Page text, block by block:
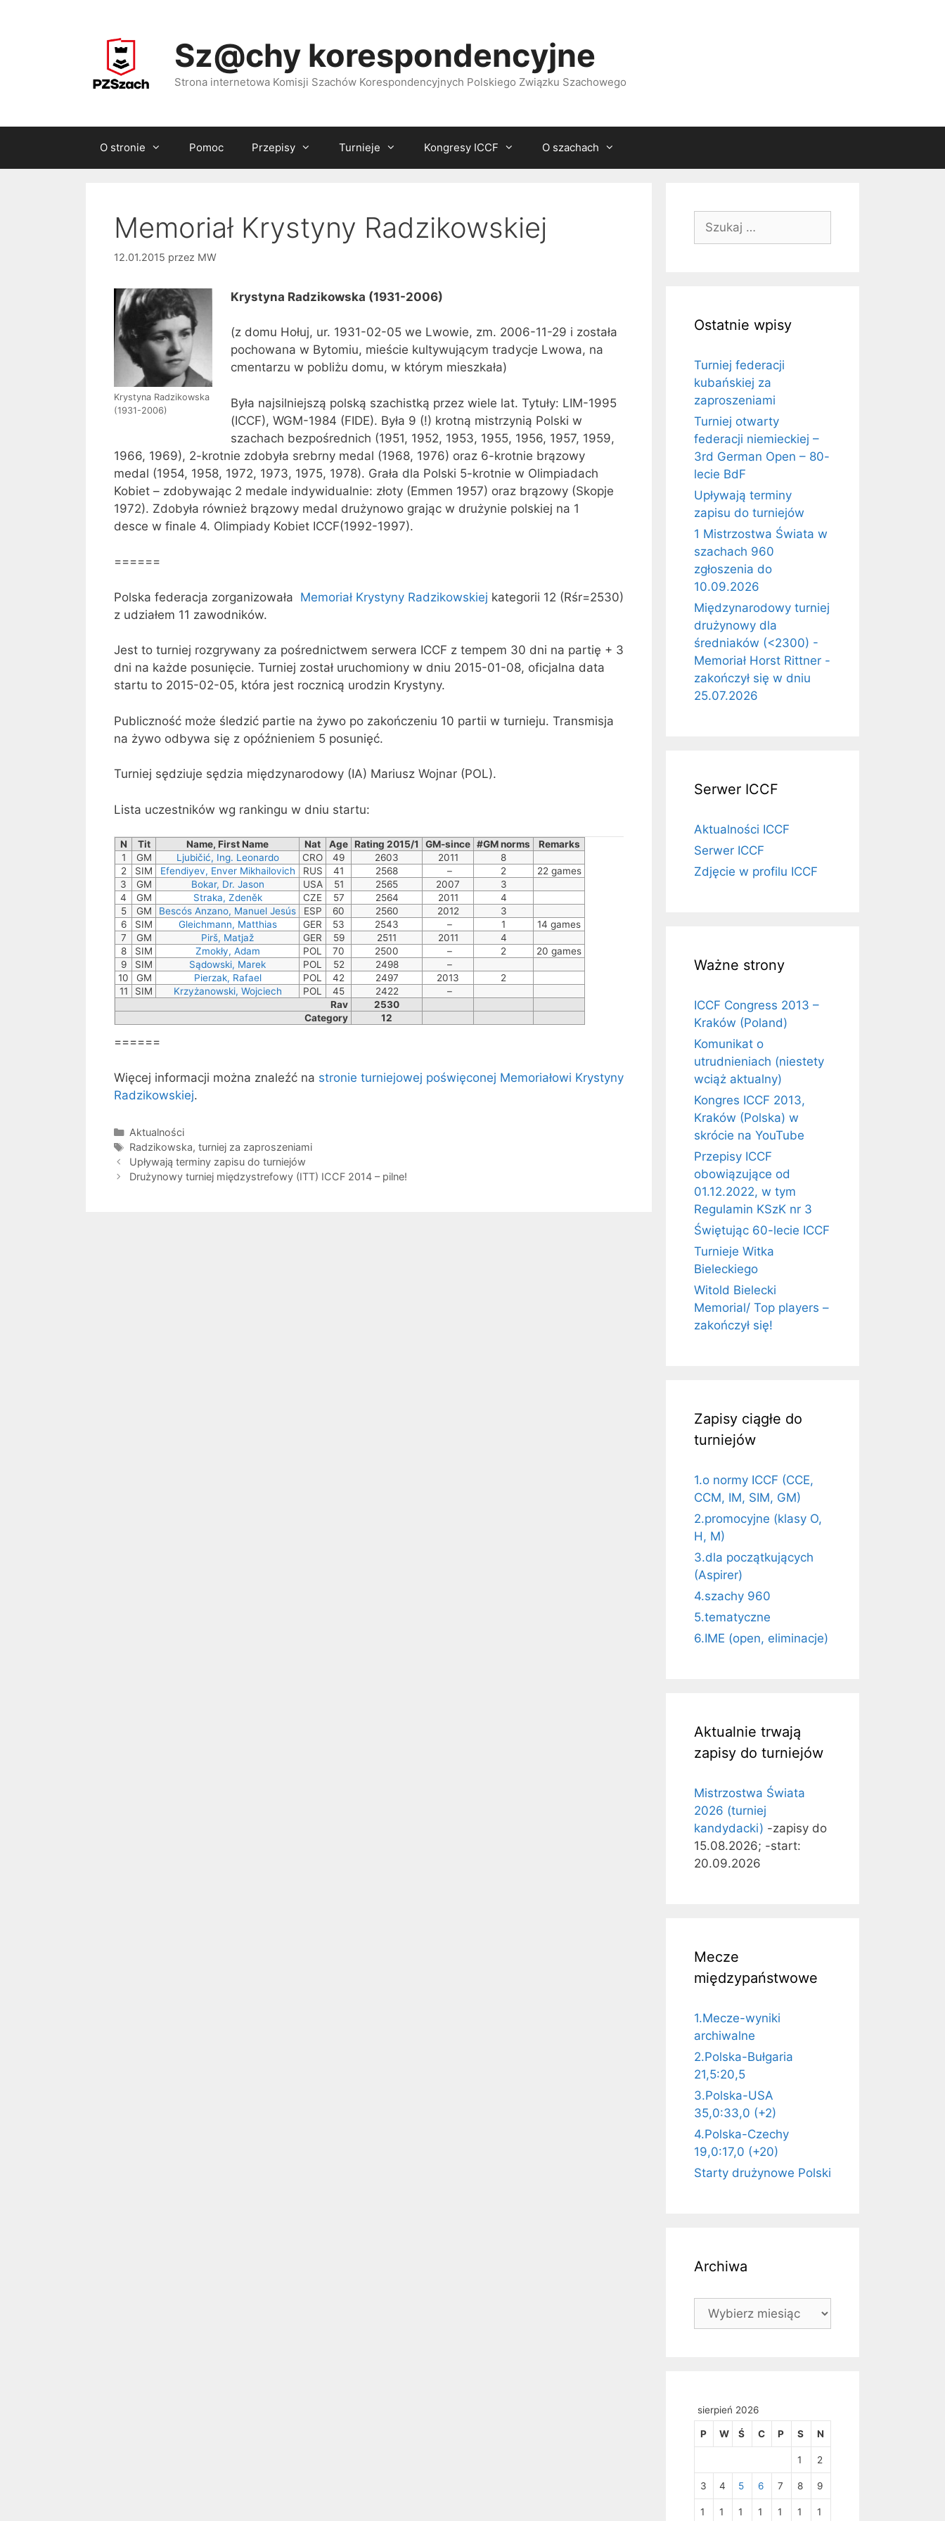
Sz@chy korespondencyjne
Strona internetowa Komisji Szachów Korespondencyjnych Polskiego Związku Szachowego
O stronie Pomoc Przepisy Turnieje Kongresy ICCF O szachach
Memoriał Krystyny Radzikowskiej
12.01.2015 przez MW
Krystyna Radzikowska
(1931-2006)
Krystyna Radzikowska (1931-2006)
(z domu Hołuj, ur. 1931-02-05 we Lwowie, zm. 2006-11-29 i została
pochowana w Bytomiu, mieście kultywującym tradycje Lwowa, na
cmentarzu w pobliżu domu, w którym mieszkała)
Była najsilniejszą polską szachistką przez wiele lat. Tytuły: LIM-1995
(ICCF), WGM-1984 (FIDE). Była 9 (!) krotną mistrzynią Polski w
szachach bezpośrednich (1951, 1952, 1953, 1955, 1956, 1957, 1959,
1966, 1969), 2-krotnie zdobyła srebrny medal (1968, 1976) oraz 6-krotnie brązowy
medal (1954, 1958, 1972, 1973, 1975, 1978). Grała dla Polski 5-krotnie w Olimpiadach
Kobiet – zdobywając 2 medale indywidualnie: złoty (Emmen 1957) oraz brązowy (Skopje
1972). Zdobyła również brązowy medal drużynowo grając w drużynie polskiej na 1
desce w finale 4. Olimpiady Kobiet ICCF(1992-1997).
======
Polska federacja zorganizowała Memoriał Krystyny Radzikowskiej kategorii 12 (Rśr=2530)
z udziałem 11 zawodników.
Jest to turniej rozgrywany za pośrednictwem serwera ICCF z tempem 30 dni na partię + 3
dni na każde posunięcie. Turniej został uruchomiony w dniu 2015-01-08, oficjalna data
startu to 2015-02-05, która jest rocznicą urodzin Krystyny.
Publiczność może śledzić partie na żywo po zakończeniu 10 partii w turnieju. Transmisja
na żywo odbywa się z opóźnieniem 5 posunięć.
Turniej sędziuje sędzia międzynarodowy (IA) Mariusz Wojnar (POL).
Lista uczestników wg rankingu w dniu startu:
N Tit Name, First Name Nat Age Rating 2015/1 GM-since #GM norms
Remarks
1
GM Ljubičić, Ing. Leonardo CRO 49 2603 2011
8
2
SIM Efendiyev, Enver Mikhailovich RUS 41 2568 – 2
22 games
3
GM Bokar, Dr. Jason USA 51 2565 2007
3
4
GM Straka, Zdeněk CZE 57 2564 2011
4
5
GM Bescós Anzano, Manuel Jesús ESP 60 2560 2012
3
6
SIM Gleichmann, Matthias GER 53 2543 – 1
14 games
7
GM Pirš, Matjaž GER 59 2511 2011
4
8
SIM Zmokły, Adam POL 70 2500 – 2
20 games
9
SIM Sądowski, Marek POL 52 2498
–
10
GM Pierzak, Rafael POL 42 2497 2013
2
11
SIM Krzyżanowski, Wojciech POL 45 2422
–
Rav
2530
Category
12
======
Więcej informacji można znaleźć na stronie turniejowej poświęconej Memoriałowi Krystyny
Radzikowskiej.
Kategorie
Aktualności
Tagi
Radzikowska, turniej za zaproszeniami
Upływają terminy zapisu do turniejów
Drużynowy turniej międzystrefowy (ITT) ICCF 2014 – pilne!
Ostatnie wpisy
Turniej federacji
kubańskiej za
zaproszeniami
Turniej otwarty
federacji niemieckiej –
3rd German Open – 80-
lecie BdF
Upływają terminy
zapisu do turniejów
1 Mistrzostwa Świata w
szachach 960
zgłoszenia do
10.09.2026
Międzynarodowy turniej
drużynowy dla
średniaków (<2300) -
Memoriał Horst Rittner -
zakończył się w dniu
25.07.2026
Serwer ICCF
Aktualności ICCF
Serwer ICCF
Zdjęcie w profilu ICCF
Ważne strony
ICCF Congress 2013 –
Kraków (Poland)
Komunikat o
utrudnieniach (niestety
wciąż aktualny)
Kongres ICCF 2013,
Kraków (Polska) w
skrócie na YouTube
Przepisy ICCF
obowiązujące od
01.12.2022, w tym
Regulamin KSzK nr 3
Świętując 60-lecie ICCF
Turnieje Witka
Bieleckiego
Witold Bielecki
Memorial/ Top players –
zakończył się!
Zapisy ciągłe do
turniejów
1.o normy ICCF (CCE,
CCM, IM, SIM, GM)
2.promocyjne (klasy O,
H, M)
3.dla początkujących
(Aspirer)
4.szachy 960
5.tematyczne
6.IME (open, eliminacje)
Aktualnie trwają
zapisy do turniejów
Mistrzostwa Świata
2026 (turniej
kandydacki) -zapisy do
15.08.2026; -start:
20.09.2026
Mecze
międzypaństwowe
1.Mecze-wyniki
archiwalne
2.Polska-Bułgaria
21,5:20,5
3.Polska-USA
35,0:33,0 (+2)
4.Polska-Czechy
19,0:17,0 (+20)
Starty drużynowe Polski
Archiwa
Archiwa
sierpień 2026
P W Ś C P S N
1 2
3 4 5 6 7 8 9
1
1
1
1
1
1
1